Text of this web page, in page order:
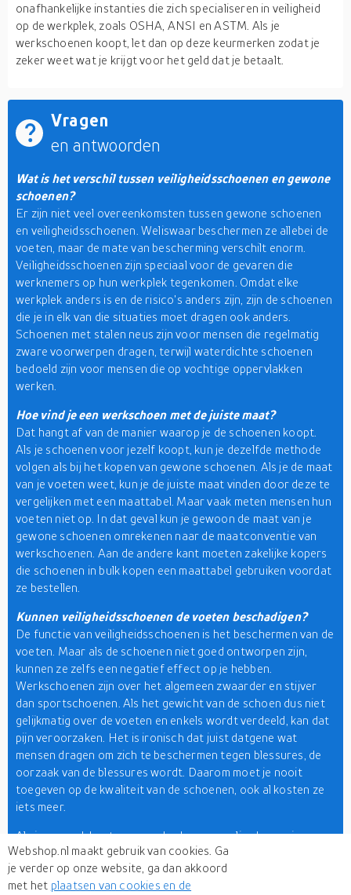
onafhankelijke instanties die zich specialiseren in veiligheid
op de werkplek, zoals OSHA, ANSI en ASTM. Als je
werkschoenen koopt, let dan op deze keurmerken zodat je
zeker weet wat je krijgt voor het geld dat je betaalt.
Vragen
en antwoorden
Wat is het verschil tussen veiligheidsschoenen en gewone
schoenen?
Er zijn niet veel overeenkomsten tussen gewone schoenen
en veiligheidsschoenen. Weliswaar beschermen ze allebei de
voeten, maar de mate van bescherming verschilt enorm.
Veiligheidsschoenen zijn speciaal voor de gevaren die
werknemers op hun werkplek tegenkomen. Omdat elke
werkplek anders is en de risico's anders zijn, zijn de schoenen
die je in elk van die situaties moet dragen ook anders.
Schoenen met stalen neus zijn voor mensen die regelmatig
zware voorwerpen dragen, terwijl waterdichte schoenen
bedoeld zijn voor mensen die op vochtige oppervlakken
werken.
Hoe vind je een werkschoen met de juiste maat?
Dat hangt af van de manier waarop je de schoenen koopt.
Als je schoenen voor jezelf koopt, kun je dezelfde methode
volgen als bij het kopen van gewone schoenen. Als je de maat
van je voeten weet, kun je de juiste maat vinden door deze te
vergelijken met een maattabel. Maar vaak meten mensen hun
voeten niet op. In dat geval kun je gewoon de maat van je
gewone schoenen omrekenen naar de maatconventie van
werkschoenen. Aan de andere kant moeten zakelijke kopers
die schoenen in bulk kopen een maattabel gebruiken voordat
ze bestellen.
Kunnen veiligheidsschoenen de voeten beschadigen?
De functie van veiligheidsschoenen is het beschermen van de
voeten. Maar als de schoenen niet goed ontworpen zijn,
kunnen ze zelfs een negatief effect op je hebben.
Werkschoenen zijn over het algemeen zwaarder en stijver
dan sportschoenen. Als het gewicht van de schoen dus niet
gelijkmatig over de voeten en enkels wordt verdeeld, kan dat
pijn veroorzaken. Het is ironisch dat juist datgene wat
mensen dragen om zich te beschermen tegen blessures, de
oorzaak van de blessures wordt. Daarom moet je nooit
toegeven op de kwaliteit van de schoenen, ook al kosten ze
iets meer.
Als je op zoek bent naar werkschoenen online kopen in
Nederland, zoek dan niet verder want je bent op de juiste
plaats. Hier op onze winkelzoekmachine vind je alles van
werkschoenen met stalen neus tot werkschoenen met
Webshop.nl maakt gebruik van cookies. Ga
je verder op onze website, ga dan akkoord
met het plaatsen van cookies en de